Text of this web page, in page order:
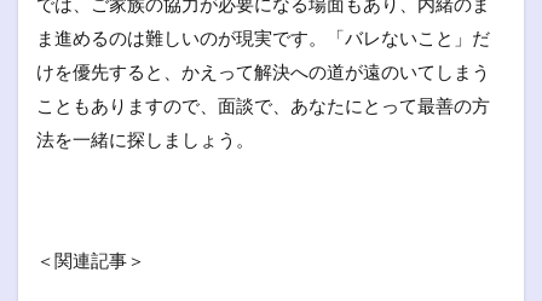
ま進めるのは難しいのが現実です。「バレないこと」だ
けを優先すると、かえって解決への道が遠のいてしまう
こともありますので、面談で、あなたにとって最善の方
法を一緒に探しましょう。
＜関連記事＞